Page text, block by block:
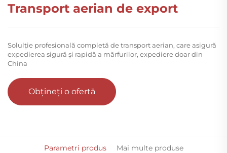
Transport aerian de export
Solulție profesională completă de transport aerian, care asigură
expedierea sigură și rapidă a mărfurilor, expediere doar din
China
Obțineți o ofertă
Parametri produs Mai multe produse